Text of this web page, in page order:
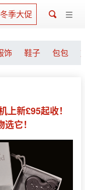
冬季大促
饰 鞋子 包包
新£95起收！
它！